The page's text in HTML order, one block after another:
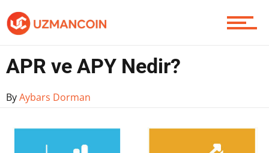
APR ve APY Nedir?
ByAybars Dorman